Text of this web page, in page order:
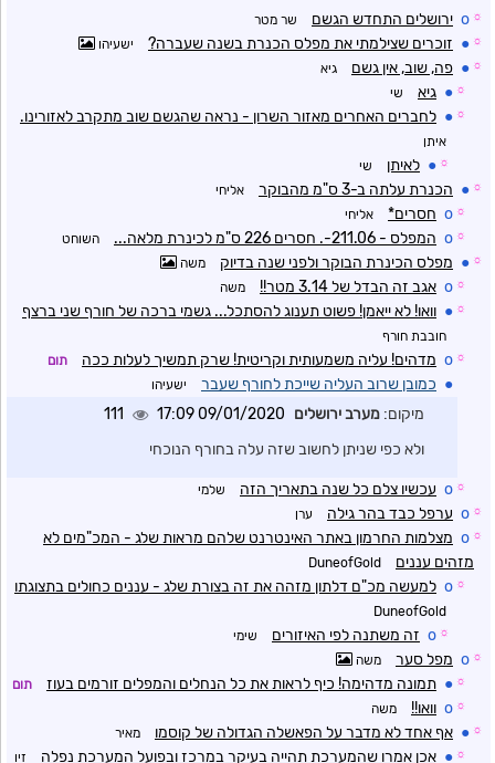
☼
o ירושלים התחדש הגשם שר מטר
☼
● זוכרים שצילמתי את מפלס הכנרת בשנה שעברה? ישעיהו
☼
● פה, שוב, אין גשם גיא
☼
● גיא שי
☼
● לחברים האחרים מאזור השרון - נראה שהגשם שוב מתקרב לאזורינו.
איתן
☼
● לאיתן שי
☼
● הכנרת עלתה ב-3 ס"מ מהבוקר אליחי
☼
o חסרים* אליחי
☼
o המפלס - 211.06-. חסרים 226 ס"מ לכינרת מלאה... השוחט
☼
● מפלס הכינרת הבוקר ולפני שנה בדיוק משה
☼
o אגב זה הבדל של 3.14 מטר!! משה
☼
● וואו! לא ייאמן! פשוט תענוג להסתכל... גשמי ברכה של חורף שני ברצף
חובבת חורף
☼
o מדהים! עליה משמעותית וקריטית! שרק תמשיך לעלות ככה תום
● כמובן שרוב העליה שייכת לחורף שעבר ישעיהו
מיקום: מערב ירושלים 09/01/2020 17:09
111
ולא כפי שניתן לחשוב שזה עלה בחורף הנוכחי
☼
o עכשיו צלם כל שנה בתאריך הזה שלמי
☼
o ערפל כבד בהר גילה ערן
☼
o מצלמות החרמון באתר האינטרנט שלהם מראות שלג - המכ"מים לא
מזהים עננים
DuneofGold
☼
o למעשה מכ"ם דלתון מזהה את זה בצורת שלג - עננים כחולים בתצוגתו
DuneofGold
☼
o זה משתנה לפי האיזורים שימי
☼
o מפל סער משה
☼
● תמונה מדהימה! כיף לראות את כל הנחלים והמפלים זורמים בעוז תום
☼
o וואו!! משה
☼
● אף אחד לא מדבר על הפאשלה הגדולה של קוסמו מאיר
☼
● אכן אמרו שהמערכת תהייה בעיקר במרכז ובפועל המערכת נפלה זיו